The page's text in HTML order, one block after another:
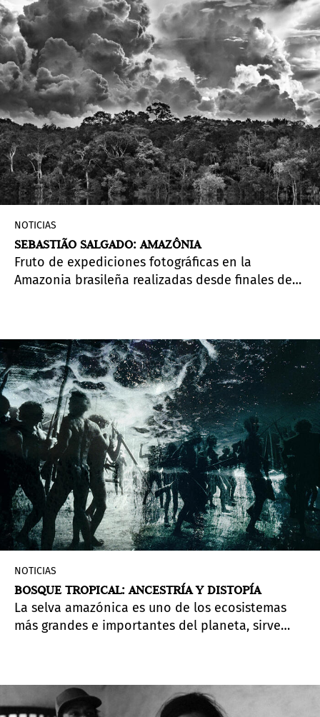
NOTICIAS
SEBASTIÃO SALGADO: AMAZÔNIA
Fruto de expediciones fotográficas en la
Amazonia brasileña realizadas desde finales de
Paulo, Brasil, en el mes de febrero.
NOTICIAS
BOSQUE TROPICAL: ANCESTRÍA Y DISTOPÍA
La selva amazónica es uno de los ecosistemas
más grandes e importantes del planeta, sirve
se exploran en “Forest: Ancestry and Dystopia”